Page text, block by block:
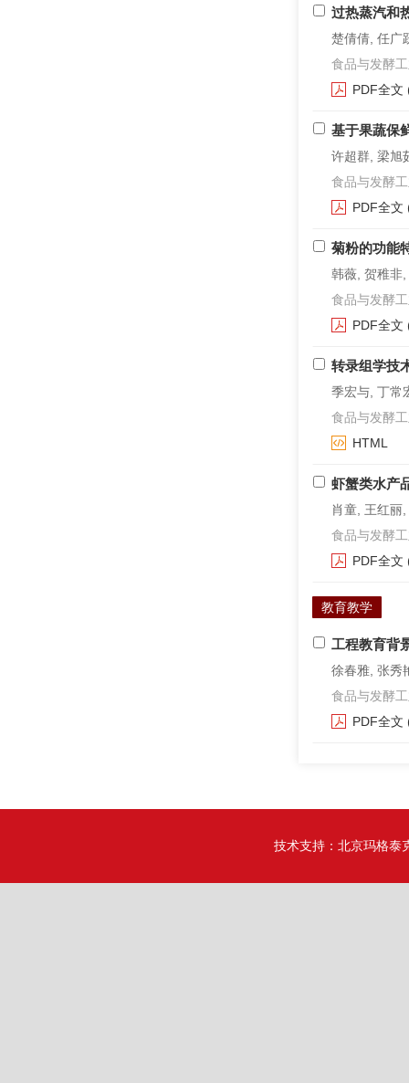
过热蒸汽和
楚倩倩, 任广
食品与发酵
PDF全文
基于果蔬保
许超群, 梁旭
食品与发酵
PDF全文
菊粉的功能
韩薇, 贺稚非
食品与发酵
PDF全文
转录组学技
季宏与, 丁常
食品与发酵
HTML
虾蟹类水产
肖童, 王红丽
食品与发酵
PDF全文
教育教学
工程教育背
徐春雅, 张秀
食品与发酵
PDF全文
技术支持： 北京玛格泰